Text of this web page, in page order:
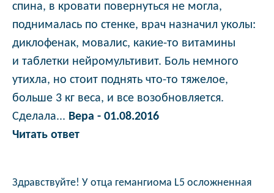
спина, в кровати повернуться не могла,
поднималась по стенке, врач назначил уколы:
диклофенак, мовалис, какие-то витамины
и таблетки нейромультивит. Боль немного
утихла, но стоит поднять что-то тяжелое,
больше 3 кг веса, и все возобновляется.
Сделала... Вера - 01.08.2016
Читать ответ
Здравствуйте! У отца гемангиома L5 осложненная